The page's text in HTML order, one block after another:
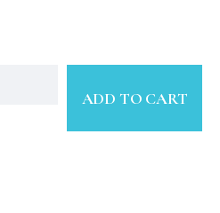
ADD TO CART